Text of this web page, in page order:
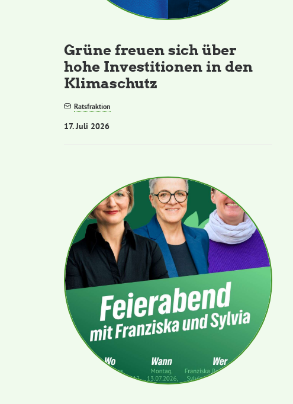
Grüne freuen sich über
hohe Investitionen in den
Klimaschutz
Ratsfraktion
17. Juli 2026